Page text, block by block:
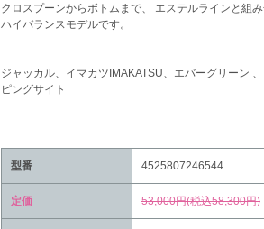
クロスプーンからボトムまで、 エステルラインと組
ハイバランスモデルです。
ジャッカル、イマカツIMAKATSU、エバーグリーン
ピングサイト
型番 4525807246544
定価 53,000円(税込58,300円)